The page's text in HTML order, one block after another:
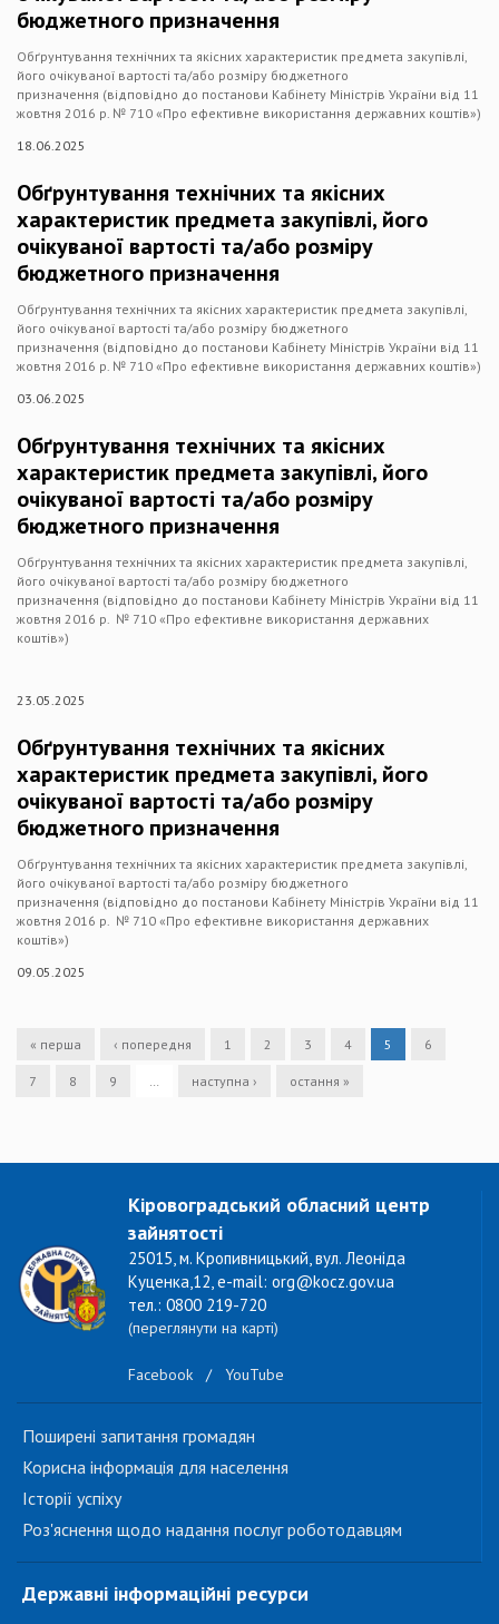
бюджетного призначення
Обґрунтування технічних та якісних характеристик предмета закупівлі,
його очікуваної вартості та/або розміру бюджетного
призначення (відповідно до постанови Кабінету Міністрів України від 11
жовтня 2016 р. № 710 «Про ефективне використання державних коштів»)
18.06.2025
Обґрунтування технічних та якісних
характеристик предмета закупівлі, його
очікуваної вартості та/або розміру
бюджетного призначення
Обґрунтування технічних та якісних характеристик предмета закупівлі,
його очікуваної вартості та/або розміру бюджетного
призначення (відповідно до постанови Кабінету Міністрів України від 11
жовтня 2016 р. № 710 «Про ефективне використання державних коштів»)
03.06.2025
Обґрунтування технічних та якісних
характеристик предмета закупівлі, його
очікуваної вартості та/або розміру
бюджетного призначення
Обґрунтування технічних та якісних характеристик предмета закупівлі,
його очікуваної вартості та/або розміру бюджетного
призначення (відповідно до постанови Кабінету Міністрів України від 11
жовтня 2016 р. № 710 «Про ефективне використання державних
коштів»)
23.05.2025
Обґрунтування технічних та якісних
характеристик предмета закупівлі, його
очікуваної вартості та/або розміру
бюджетного призначення
Обґрунтування технічних та якісних характеристик предмета закупівлі,
його очікуваної вартості та/або розміру бюджетного
призначення (відповідно до постанови Кабінету Міністрів України від 11
жовтня 2016 р. № 710 «Про ефективне використання державних
коштів»)
09.05.2025
« перша ‹ попередня 1 2 3 4 5 6
7 8 9 … наступна › остання »
Кіровоградський обласний центр
зайнятості
25015, м. Кропивницький, вул. Леоніда
Куценка,12, e-mail: org@kocz.gov.ua
тел.: 0800 219-720
(переглянути на карті)
Facebook / YouTube
Поширені запитання громадян
Корисна інформація для населення
Історії успіху
Роз'яснення щодо надання послуг роботодавцям
Державні інформаційні ресурси